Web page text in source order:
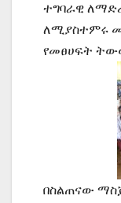
ተግባራዊ
ለሚያስተምሩ
የመፀሀፍት
በስልጠናው